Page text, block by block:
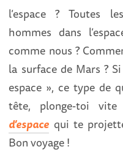
l’espace ? Toutes
hommes dans
comme nous ?
la surface de Mars ?
espace », ce type de
tête, plonge-toi vite
d’espace qui te
Bon voyage !